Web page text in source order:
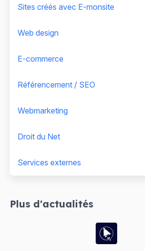
Sites créés avec E-monsite
Web design
E-commerce
Référencement / SEO
Webmarketing
Droit du Net
Services externes
Plus d'actualités